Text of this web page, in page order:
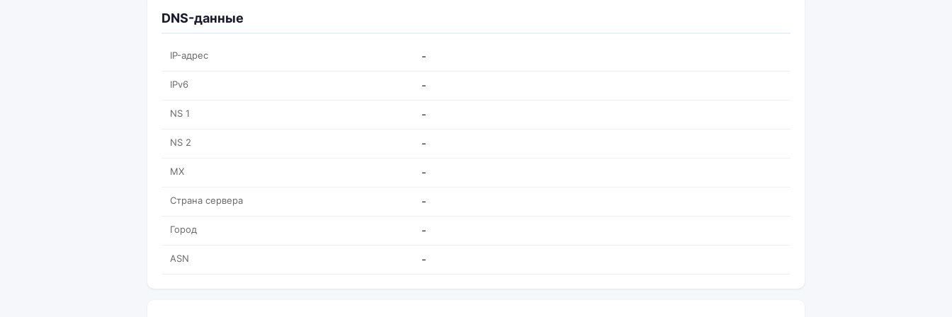
DNS-данные
IP-адрес -
IPv6 -
NS 1 -
NS 2 -
MX -
Страна сервера -
Город -
ASN -